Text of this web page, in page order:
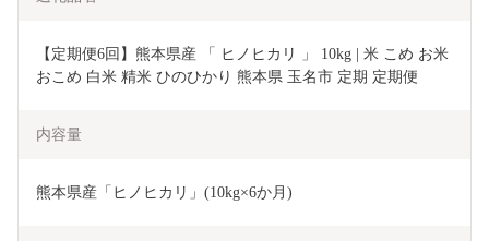
【定期便6回】熊本県産 「 ヒノヒカリ 」 10kg | 米 こめ お米
おこめ 白米 精米 ひのひかり 熊本県 玉名市 定期 定期便
内容量
熊本県産「ヒノヒカリ」(10kg×6か月)